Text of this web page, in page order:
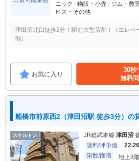
ニック 物販・小売 ジム・教
ビス・その他
津田沼北口徒歩2分！駅前大型店舗！（エレベ
能）
お気に入り
30秒
無料
船橋市前原西2（津田沼駅 徒歩3分）の
スケルトン JR総武本線 津田沼
賃料/坪単価
階数/面積
地上3